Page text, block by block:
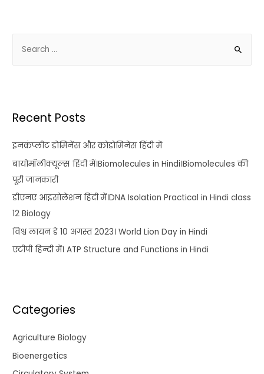
Recent Posts
इनकंप्लीट डोमिनेंस और कोडोमिनेंस हिंदी में
बायोमॉलीक्यूल्स हिंदी में।Biomolecules in Hindi।Biomolecules की
पूरी जानकारी
डीएनए आइसोलेशन हिंदी में।DNA Isolation Practical in Hindi class
12 Biology
विश्व लायन डे 10 अगस्त 2023। World Lion Day in Hindi
एटीपी हिन्दी में। ATP Structure and Functions in Hindi
Categories
Agriculture Biology
Bioenergetics